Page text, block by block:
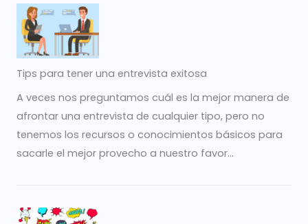
Tips para tener una entrevista exitosa
A veces nos preguntamos cuál es la mejor manera de
afrontar una entrevista de cualquier tipo, pero no
tenemos los recursos o conocimientos básicos para
sacarle el mejor provecho a nuestro favor...